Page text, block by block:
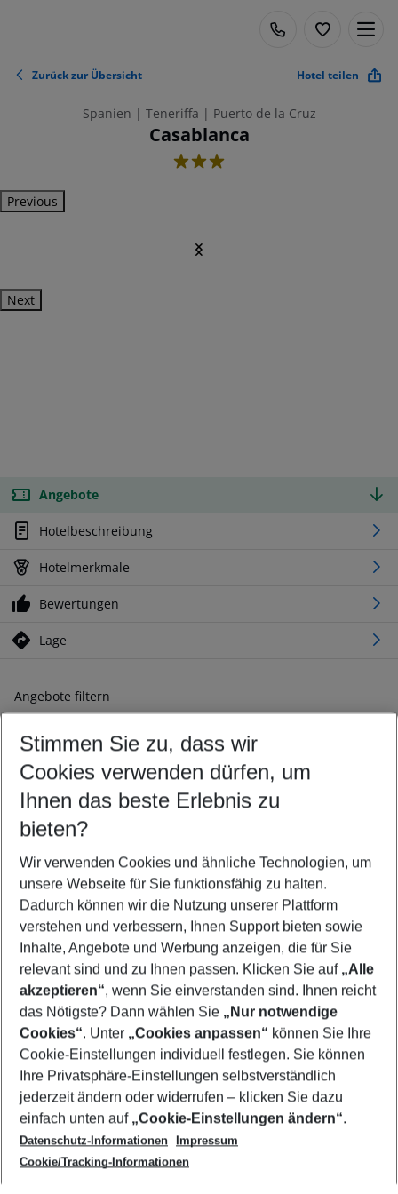
Zurück zur Übersicht Hotel teilen
Spanien | Teneriffa | Puerto de la Cruz
Casablanca
3
Previous
Next
Angebote
Hotelbeschreibung
Hotelmerkmale
Bewertungen
Lage
Angebote filtern
Ändern Sie Ihre Kriterien nach Ihren Wünschen
Abflughafen wählen
Beliebiger Abflughafen
Reisezeitraum wählen
11.08.26– 09.08.27 5-8 Nächte
2 Erwachsene Keine Kinder
Mehr Filter anzeigen
Footer
Footer navigation
Über uns
AGB
Cookie-Einstellungen ändern
Cookie-Richtlinie
Datenschutz
Service & Hilfe
Barrierefreies Reisen
Check-in
Folgen Sie uns
Stimmen Sie zu, dass wir
Cookies verwenden dürfen, um
Ihnen das beste Erlebnis zu
bieten?
Wir verwenden Cookies und ähnliche Technologien, um
unsere Webseite für Sie funktionsfähig zu halten.
Dadurch können wir die Nutzung unserer Plattform
verstehen und verbessern, Ihnen Support bieten sowie
Inhalte, Angebote und Werbung anzeigen, die für Sie
relevant sind und zu Ihnen passen. Klicken Sie auf „Alle
akzeptieren“, wenn Sie einverstanden sind. Ihnen reicht
das Nötigste? Dann wählen Sie „Nur notwendige
Cookies“. Unter „Cookies anpassen“ können Sie Ihre
Cookie-Einstellungen individuell festlegen. Sie können
Ihre Privatsphäre-Einstellungen selbstverständlich
jederzeit ändern oder widerrufen – klicken Sie dazu
einfach unten auf „Cookie-Einstellungen ändern“.
Datenschutz-Informationen
Impressum
Cookie/Tracking-Informationen